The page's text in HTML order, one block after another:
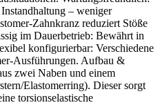
– weniger
Zahnkranz reduziert Stöße
im Dauerbetrieb: Bewährt in
konfigurierbar: Verschiedene
Ausführungen. Aufbau &
zwei Naben und einem
Elastomerring). Dieser sorgt
torsionselastische